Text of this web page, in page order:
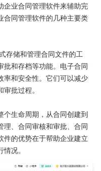
企业合同管理软件来辅助完
合同管理软件的几种主要类
存储和管理合同文件的工
批和存档等功能。电子合同
率和安全性。它们可以减少
批过程。
个生命周期，从合同创建到
理、合同审核和审批、合同
件的优势在于帮助企业建立
况。